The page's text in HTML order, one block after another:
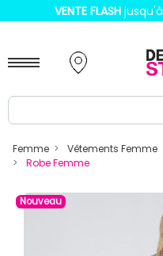
VENTE FLASH jusqu'à
Femme Vêtements Femme
Robe Femme
Nouveau